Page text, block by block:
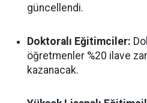
güncellendi.
Doktoralı Eğitimciler:
öğretmenler %20 ilave
kazanacak.